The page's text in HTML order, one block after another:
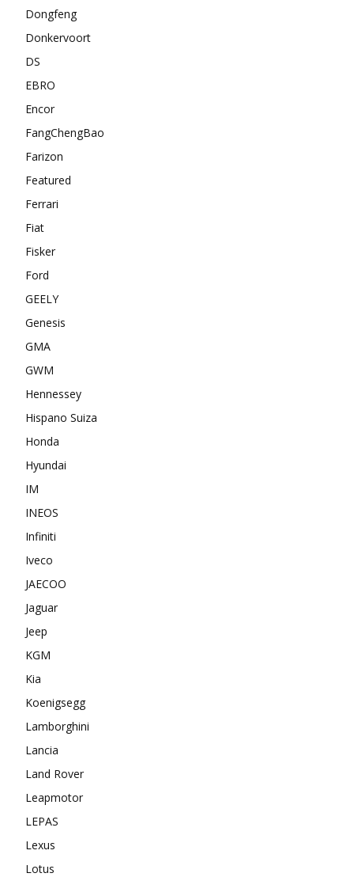
Dongfeng
Donkervoort
DS
EBRO
Encor
FangChengBao
Farizon
Featured
Ferrari
Fiat
Fisker
Ford
GEELY
Genesis
GMA
GWM
Hennessey
Hispano Suiza
Honda
Hyundai
IM
INEOS
Infiniti
Iveco
JAECOO
Jaguar
Jeep
KGM
Kia
Koenigsegg
Lamborghini
Lancia
Land Rover
Leapmotor
LEPAS
Lexus
Lotus